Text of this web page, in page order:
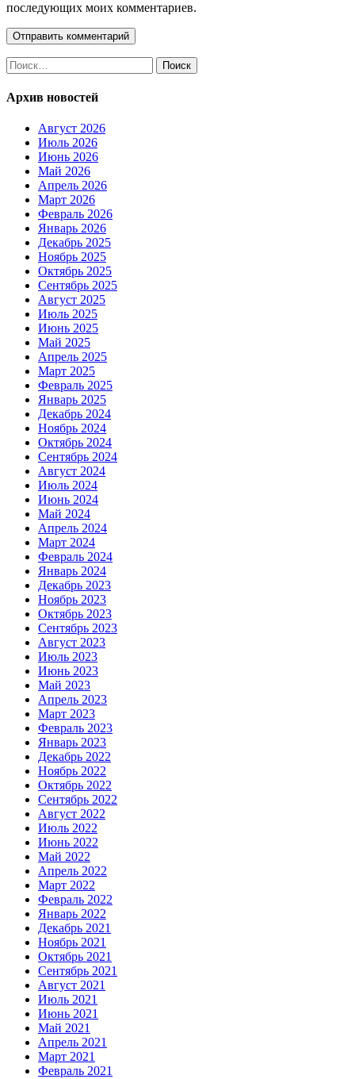
последующих моих комментариев.
Найти:
Архив новостей
Август 2026
Июль 2026
Июнь 2026
Май 2026
Апрель 2026
Март 2026
Февраль 2026
Январь 2026
Декабрь 2025
Ноябрь 2025
Октябрь 2025
Сентябрь 2025
Август 2025
Июль 2025
Июнь 2025
Май 2025
Апрель 2025
Март 2025
Февраль 2025
Январь 2025
Декабрь 2024
Ноябрь 2024
Октябрь 2024
Сентябрь 2024
Август 2024
Июль 2024
Июнь 2024
Май 2024
Апрель 2024
Март 2024
Февраль 2024
Январь 2024
Декабрь 2023
Ноябрь 2023
Октябрь 2023
Сентябрь 2023
Август 2023
Июль 2023
Июнь 2023
Май 2023
Апрель 2023
Март 2023
Февраль 2023
Январь 2023
Декабрь 2022
Ноябрь 2022
Октябрь 2022
Сентябрь 2022
Август 2022
Июль 2022
Июнь 2022
Май 2022
Апрель 2022
Март 2022
Февраль 2022
Январь 2022
Декабрь 2021
Ноябрь 2021
Октябрь 2021
Сентябрь 2021
Август 2021
Июль 2021
Июнь 2021
Май 2021
Апрель 2021
Март 2021
Февраль 2021